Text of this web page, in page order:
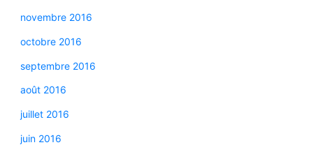
novembre 2016
octobre 2016
septembre 2016
août 2016
juillet 2016
juin 2016